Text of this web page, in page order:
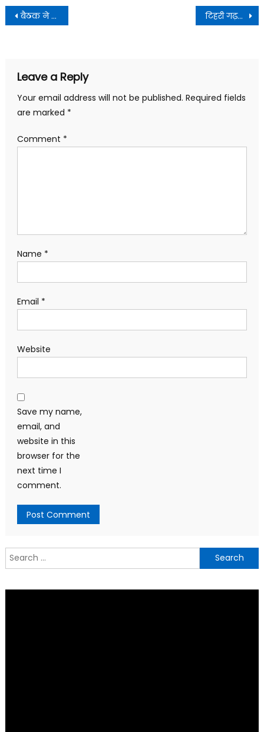
Post
navigation
बैठक ने जन अपेक्षाओं और प्रशासनिक प्राथमिकताओं के बीच समन्वय का महत्वपूर्ण मंच प्रस्तुत किया टिहरी गढ़वाल के समस्त जिलास्तरीय अधिकारियों के साथ जनपदीय कार्यों की समीक्षा बैठक आयोजित की
Leave a Reply
Your email address will not be published. Required fields
are marked *
Comment *
Name *
Email *
Website
Save my name,
email, and
website in this
browser for the
next time I
comment.
Search
for: